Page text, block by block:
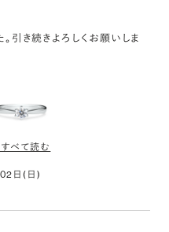
が素敵で選んじゃいました！
ヤモンド ハーフエタニティ リン
指輪
引き続きよろしくお願いしま
べて読む
日(日)